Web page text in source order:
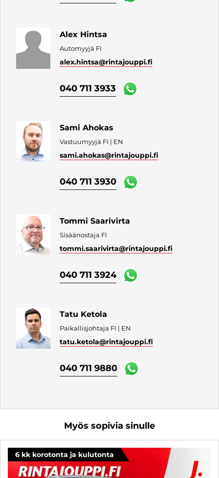
Alex Hintsa
Automyyjä FI
alex.hintsa@rintajouppi.fi
040 711 3933
Sami Ahokas
Vastuumyyjä FI | EN
sami.ahokas@rintajouppi.fi
040 711 3930
Tommi Saarivirta
Sisäänostaja FI
tommi.saarivirta@rintajouppi.fi
040 711 3924
Tatu Ketola
Paikallisjohtaja FI | EN
tatu.ketola@rintajouppi.fi
040 711 9880
Myös sopivia sinulle
6 kk korotonta ja kulutonta